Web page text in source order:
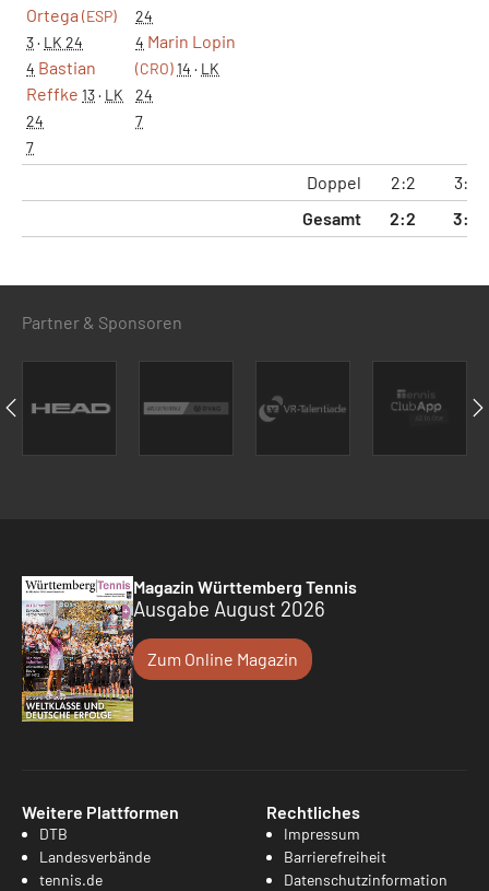
Ortega (ESP)
3· LK 24
4 Bastian
Reffke 13· LK
24
7
24
4 Marin Lopin
(CRO)14 · LK
24
7
Doppel 2:2
3:2
Gesamt
2:2 3:2
Partner & Sponsoren
Magazin Württemberg Tennis
Ausgabe August 2026
Zum Online Magazin
Weitere Plattformen
DTB
Landesverbände
tennis.de
Rechtliches
Impressum
Barrierefreiheit
Datenschutzinformation